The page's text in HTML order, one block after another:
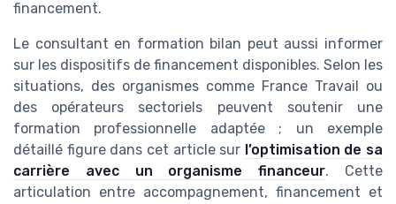
financement.
Le consultant en formation bilan peut aussi informer
sur les dispositifs de financement disponibles. Selon les
situations, des organismes comme France Travail ou
des opérateurs sectoriels peuvent soutenir une
formation professionnelle adaptée ; un exemple
détaillé figure dans cet article sur l’optimisation de sa
carrière avec un organisme financeur. Cette
articulation entre accompagnement, financement et